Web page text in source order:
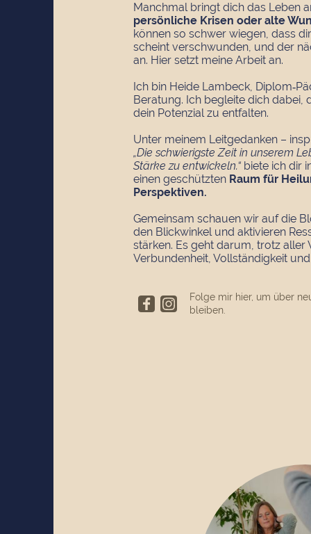
Manchmal bringt dich das Leben
persönliche Krisen oder alte
können so schwer wiegen, dass
scheint verschwunden, und der
an. Hier setzt meine Arbeit an.
Ich bin Heide Lambeck,
Beratung. Ich begleite dich dabei,
dein Potenzial zu entfalten.
Unter meinem Leitgedanken –
„Die schwierigste Zeit in unserem
Stärke zu entwickeln.“ biete ich dir
einen geschützten Raum für
Perspektiven.
Gemeinsam schauen wir auf die
den Blickwinkel und aktivieren
stärken. Es geht darum, trotz aller
Verbundenheit, Vollständigkeit
Folge mir hier, um über
bleiben.